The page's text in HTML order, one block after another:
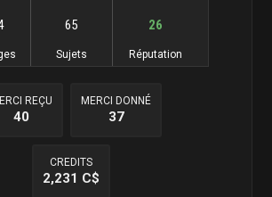
65
Sujets
26
Réputation
REÇU
40
MERCI DONNÉ
37
CREDITS
2,231 C$